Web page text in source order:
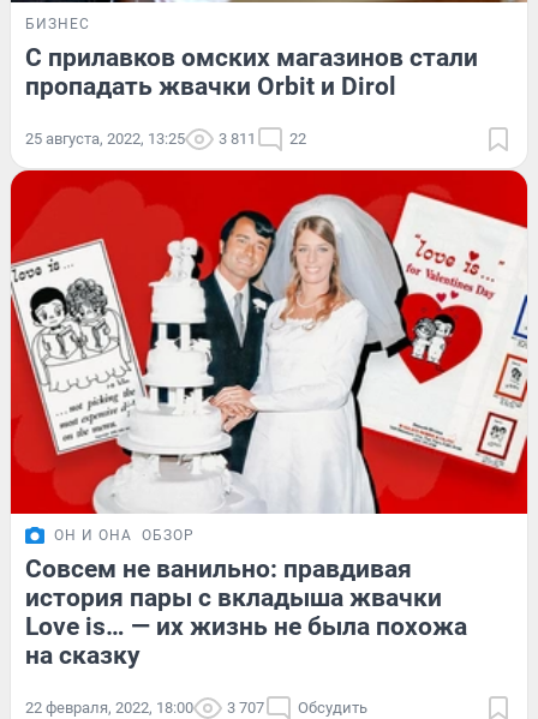
БИЗНЕС
С прилавков омских магазинов стали
пропадать жвачки Orbit и Dirol
25 августа, 2022, 13:25 3 811 22
ОН И ОНА ОБЗОР
Совсем не ванильно: правдивая
история пары с вкладыша жвачки
Love is… — их жизнь не была похожа
на сказку
22 февраля, 2022, 18:00 3 707 Обсудить